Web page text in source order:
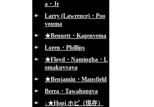
a・Jr
Larry (Lawrence)・Poo
youma
★Bennett・Kagenvema
Loren・Phillips
★Floyd・Namingha・L
omakuyvaya
★Benjamin・Mansfield
Berra・Tawahongva
↓★Hopi ホピ（現存）